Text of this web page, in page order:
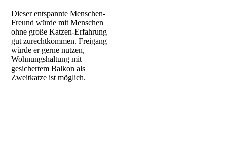
Dieser entspannte Menschen-
Freund würde mit Menschen
ohne große Katzen-Erfahrung
gut zurechtkommen. Freigang
würde er gerne nutzen,
Wohnungshaltung mit
gesichertem Balkon als
Zweitkatze ist möglich.